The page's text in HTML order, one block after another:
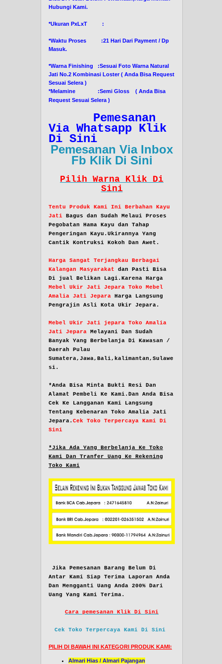
Hubungi Kami.
*Ukuran PxLxT :
*Waktu Proses :21 Hari Dari Payment / Dp
Masuk.
*Warna Finishing :Sesuai Foto Warna Natural
Jati No.2 Kombinasi Loster ( Anda Bisa Request
Sesuai Selera )
*Melamine :Semi Gloss ( Anda Bisa
Request Sesuai Selera )
Pemesanan
Via Whatsapp Klik
Di Sini
Pemesanan Via Inbox
Fb Klik Di Sini
Pilih Warna Klik Di
Sini
Tentu Produk Kami Ini Berbahan Kayu
Jati Bagus dan Sudah Melaui Proses
Pegobatan Hama Kayu dan Tahap
Pengeringan Kayu.Ukirannya Yang
Cantik Kontruksi Kokoh Dan Awet.
Harga Sangat Terjangkau Berbagai
Kalangan Masyarakat
dan Pasti Bisa
Di jual Belikan Lagi.Karena Harga
Mebel Ukir Jati Jepara Toko Mebel
Amalia Jati Jepara Harga Langsung
Pengrajin Asli Kota Ukir Jepara.
Mebel Ukir Jati jepara Toko Amalia
Jati Jepara
Melayani Dan Sudah
Banyak Yang Berbelanja Di Kawasan /
Daerah Pulau
Sumatera,Jawa,Bali,kalimantan,Sulawe
si.
*Anda Bisa Minta Bukti Resi Dan
Alamat Pembeli Ke Kami.Dan Anda Bisa
Cek Ke Langganan Kami Langsung
Tentang Kebenaran Toko Amalia Jati
Jepara. Cek Toko Terpercaya Kami Di
Sini
*Jika Ada Yang Berbelanja Ke Toko
Kami Dan Tranfer Uang Ke Rekening
Toko Kami
Jika Pemesanan Barang Belum Di
Antar Kami Siap Terima Laporan Anda
Dan Mengganti Uang Anda 200% Dari
Uang Yang Kami Terima.
Cara pemesanan Klik Di Sini
Cek Toko Terpercaya Kami Di Sini
PILIH DI BAWAH INI KATEGORI PRODUK KAMI:
Almari Hias / Almari Pajangan